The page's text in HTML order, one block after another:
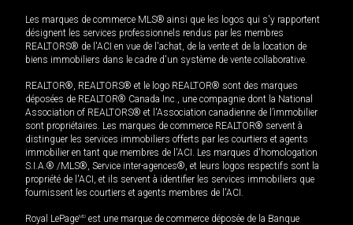
Les marques de commerce MLS® ainsi que les logos qui s'y rapportent
désignent les services professionnels rendus par les membres
REALTORS® de l'ACI en vue de l'achat, de la vente et de la location de
biens immobiliers dans le cadre d'un système de vente collaborative.
REALTOR®, REALTORS® et le logo REALTOR® sont des marques
déposées de REALTOR® Canada Inc., une compagnie dont la National
Association of REALTORS® et l'Association canadienne de l’immobilier
sont propriétaires. Les marques de commerce REALTOR® servent à
distinguer les services immobiliers offerts par les courtiers et agents
immobilier en tant que membres de l'ACI. Les marques d'homologation
S.I.A.® /MLS®, Service inter-agences®, et leurs logos respectifs sont la
propriété de l'ACI, et ils servent à identifier les services immobiliers que
fournissent les courtiers et agents membres de l'ACI.
Royal LePageMD est une marque de commerce déposée de la Banque